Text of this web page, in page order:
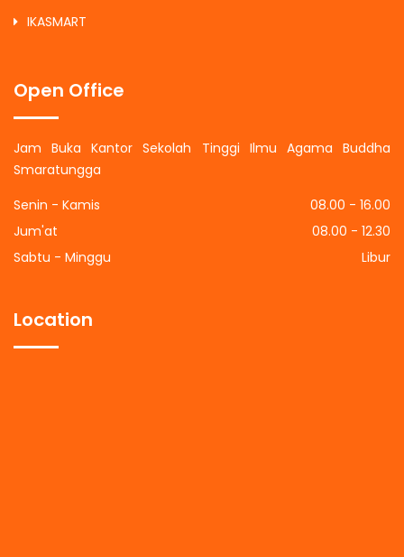
IKASMART
Open Office
Jam Buka Kantor Sekolah Tinggi Ilmu Agama Buddha
Smaratungga
Senin - Kamis
08.00 - 16.00
Jum'at
08.00 - 12.30
Sabtu - Minggu
Libur
Location